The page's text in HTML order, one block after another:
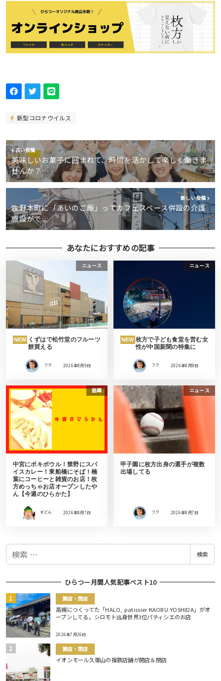
新型コロナウイルス
古い投稿
美味しいお菓子に囲まれて、時間を活かして楽しく働きま
せんか？…
新しい投稿
牧野本町に「あいのご飯」ってカフェスペース併設の介護
施設がで…
あなたにおすすめの記事
ニュース
NEW くずはで松竹堂のフルーツ
餅買える
フク 2026年8月9日
ニュース
NEW 枚方で子ども食堂を営む女
性が中国新聞の特集に
フク 2026年8月8日
話題
中宮にポキボウル！禁野にスパ
イスカレー！東船橋にそば！楠
葉にコーヒーと雑貨のお店！枚
方めっちゃお店オープンしたや
ん【今週のひらかた】
すどん 2026年8月7日
ニュース
甲子園に枚方出身の選手が複数
出場してる
フク 2026年8月7日
検
検索
ひらつー月間人気記事ベスト10
開店・閉店
高槻につくってた「HALO, patissier KAORU YOSHIDA」がオ
ープンしてる。シロモト出身世界3位パティシエのお店
2026年7月26日
開店・閉店
イオンモール久御山の複数店舗が開店＆閉店